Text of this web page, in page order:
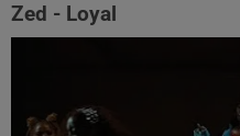
Zed - Loyal